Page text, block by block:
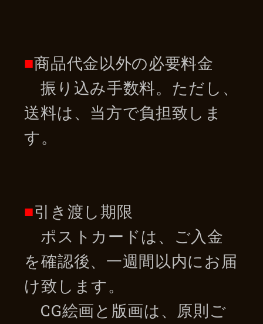
■商品代金以外の必要料金
振り込み手数料。ただし、
送料は、当方で負担致しま
す。
■引き渡し期限
ポストカードは、ご入金
を確認後、一週間以内にお届
け致します。
CG絵画と版画は、原則ご